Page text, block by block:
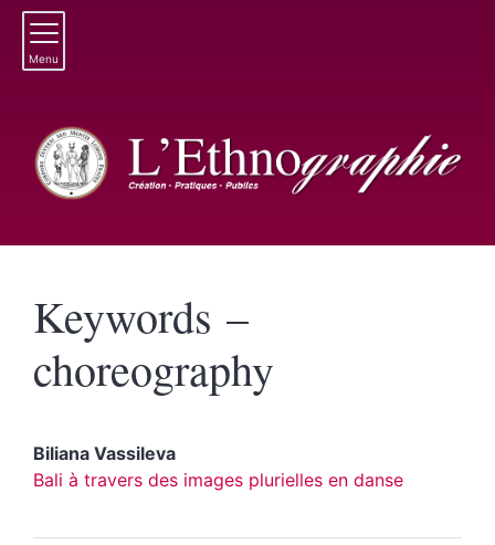
Menu
Keywords –
choreography
Biliana Vassileva
Bali à travers des images plurielles en danse